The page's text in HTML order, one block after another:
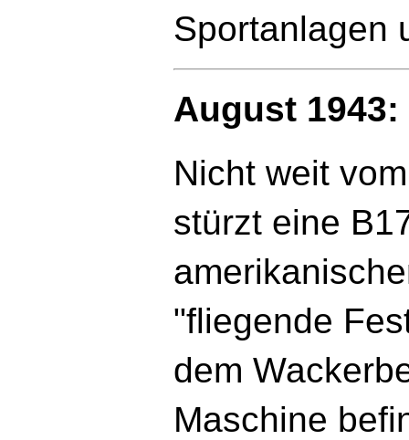
Sportanlagen
August
Nicht weit
stürzt eine
"fliegende
dem
Maschine